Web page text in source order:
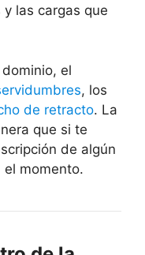
las cargas que
dominio, el
, los
de retracto. La
que si te
de algún
momento.